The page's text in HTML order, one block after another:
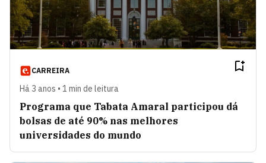
CARREIRA
Há 3 anos • 1 min de leitura
Programa que Tabata Amaral participou dá
bolsas de até 90% nas melhores
universidades do mundo